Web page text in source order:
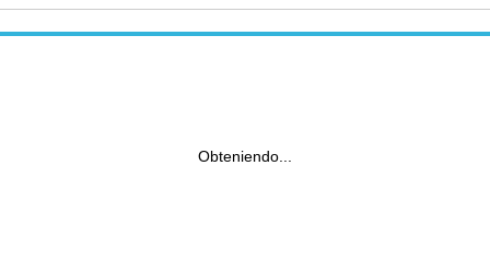
Obteniendo...